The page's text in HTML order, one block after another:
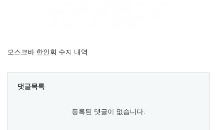
모스크바 한인회 수지 내역
댓글목록
등록된 댓글이 없습니다.